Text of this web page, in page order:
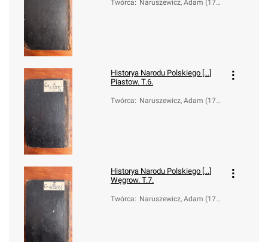
Twórca: Naruszewicz, Adam (173
Historya Narodu Polskiego [...]
Piastow. T.6.
Twórca: Naruszewicz, Adam (173
Historya Narodu Polskiego [...]
Węgrow. T.7.
Twórca: Naruszewicz, Adam (173